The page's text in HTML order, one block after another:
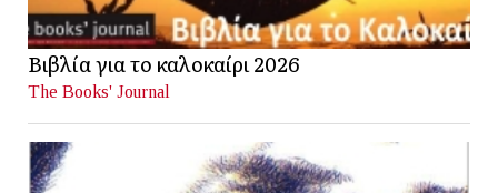
Βιβλία για το καλοκαίρι 2026
The Books' Journal